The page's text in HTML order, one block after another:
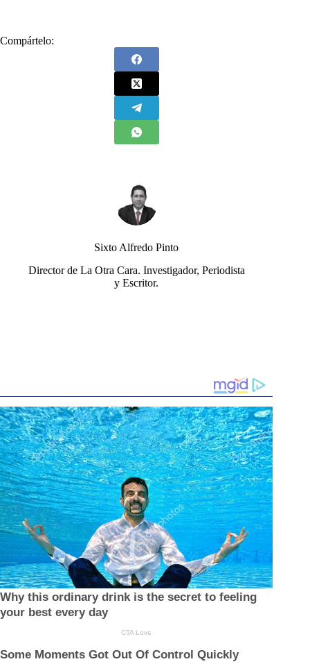
Compártelo:
Sixto Alfredo Pinto
Director de La Otra Cara. Investigador, Periodista
y Escritor.